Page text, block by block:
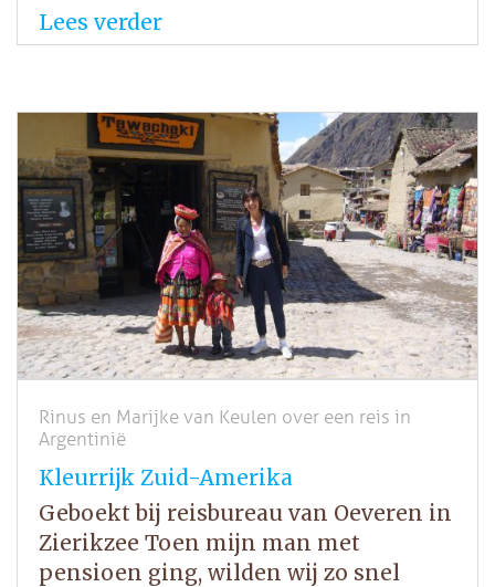
Lees verder
Rinus en Marijke van Keulen over een reis in
Argentinië
Kleurrijk Zuid-Amerika
Geboekt bij reisbureau van Oeveren in
Zierikzee Toen mijn man met
pensioen ging, wilden wij zo snel